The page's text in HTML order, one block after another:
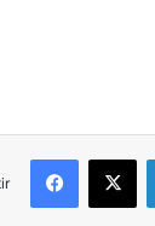
Facebook
X